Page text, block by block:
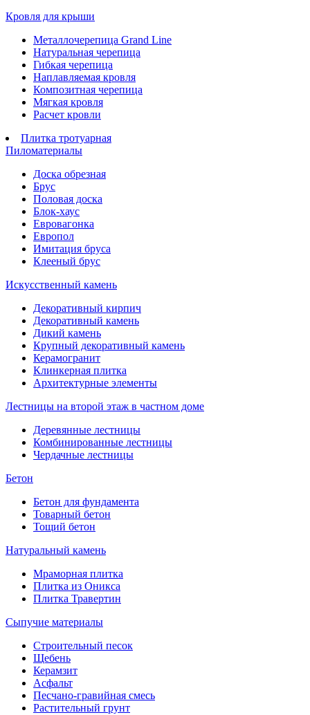
Кровля для крыши
Металлочерепица Grand Line
Натуральная черепица
Гибкая черепица
Наплавляемая кровля
Композитная черепица
Мягкая кровля
Расчет кровли
Плитка тротуарная
Пиломатериалы
Доска обрезная
Брус
Половая доска
Блок-хаус
Евровагонка
Европол
Имитация бруса
Клееный брус
Искусственный камень
Декоративный кирпич
Декоративный камень
Дикий камень
Крупный декоративный камень
Керамогранит
Клинкерная плитка
Архитектурные элементы
Лестницы на второй этаж в частном доме
Деревянные лестницы
Комбинированные лестницы
Чердачные лестницы
Бетон
Бетон для фундамента
Товарный бетон
Тощий бетон
Натуральный камень
Мраморная плитка
Плитка из Оникса
Плитка Травертин
Сыпучие материалы
Строительный песок
Щебень
Керамзит
Асфальт
Песчано-гравийная смесь
Растительный грунт